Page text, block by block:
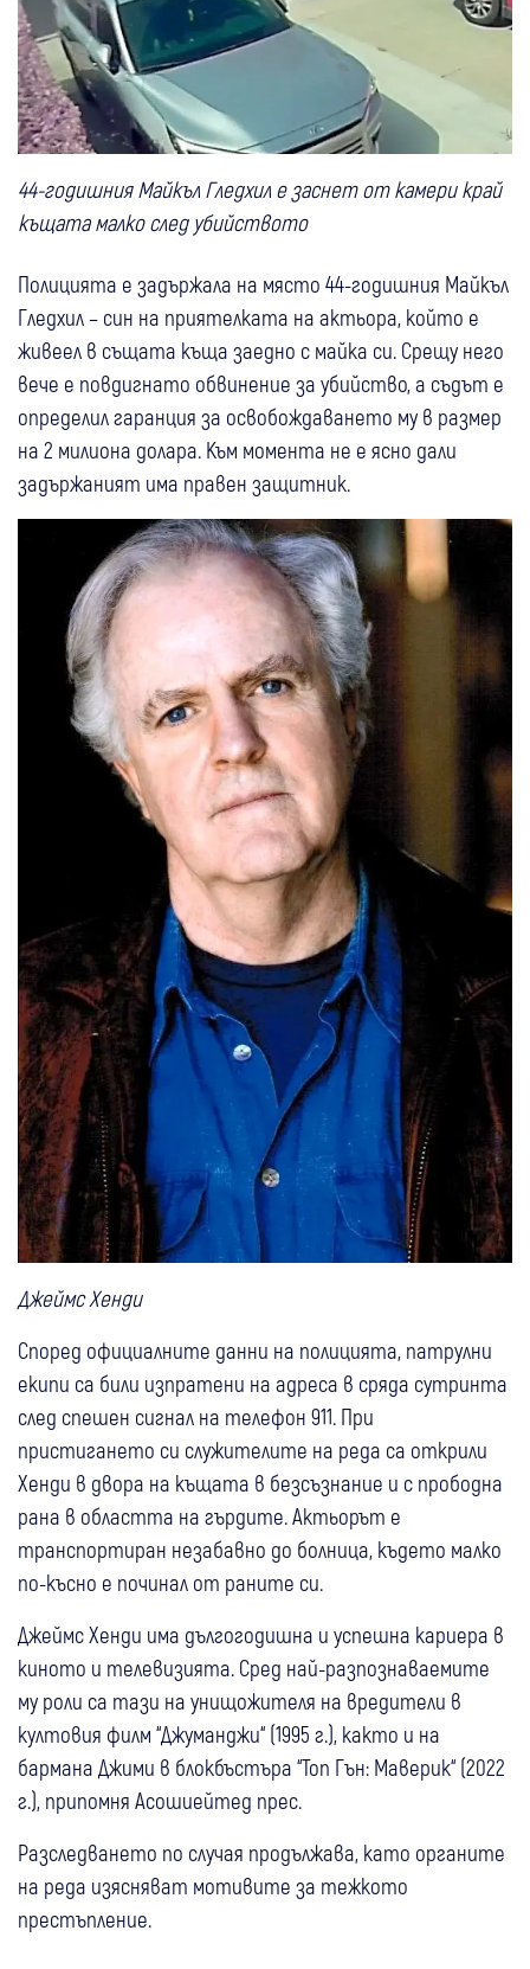
44-годишния Майкъл Гледхил е заснет от камери край
къщата малко след убийството
Полицията е задържала на място 44-годишния Майкъл
Гледхил – син на приятелката на актьора, който е
живеел в същата къща заедно с майка си. Срещу него
вече е повдигнато обвинение за убийство, а съдът е
определил гаранция за освобождаването му в размер
на 2 милиона долара. Към момента не е ясно дали
задържаният има правен защитник.
Джеймс Хенди
Според официалните данни на полицията, патрулни
екипи са били изпратени на адреса в сряда сутринта
след спешен сигнал на телефон 911. При
пристигането си служителите на реда са открили
Хенди в двора на къщата в безсъзнание и с прободна
рана в областта на гърдите. Актьорът е
транспортиран незабавно до болница, където малко
по-късно е починал от раните си.
Джеймс Хенди има дългогодишна и успешна кариера в
киното и телевизията. Сред най-разпознаваемите
му роли са тази на унищожителя на вредители в
култовия филм “Джуманджи“ (1995 г.), както и на
бармана Джими в блокбъстъра “Топ Гън: Маверик“ (2022
г.), припомня Асошиейтед прес.
Разследването по случая продължава, като органите
на реда изясняват мотивите за тежкото
престъпление.